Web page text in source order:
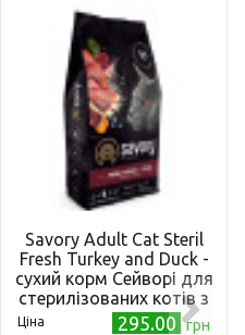
Savory Adult Cat Steril
Fresh Turkey and Duck -
сухий корм Сейворі для
стерилізованих котів з
індичкою та качкою 8 кг
Ціна 295.00 грн